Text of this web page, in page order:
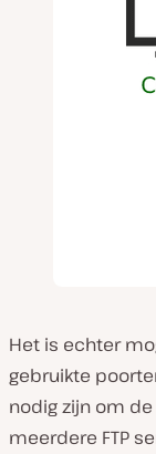
Het is echter
gebruikte
nodig zijn om
meerdere FTP